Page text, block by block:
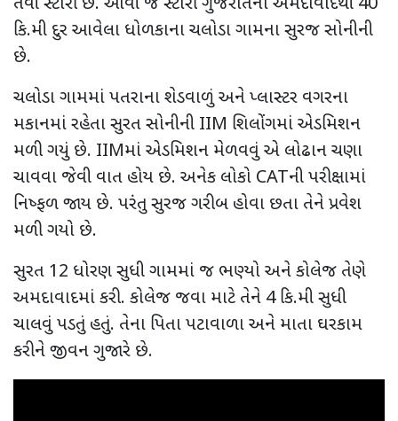
કિ.મી દુર આવેલા ધોળકાના ચલોડા ગામના સુરજ સોનીની
છે.
ચલોડા ગામમાં પતરાના શેડવાળું અને પ્લાસ્ટર વગરના
મકાનમાં રહેતા સુરત સોનીની IIM શિલોંગમાં એડમિશન
મળી ગયું છે. IIMમાં એડમિશન મેળવવું એ લોઢાન ચણા
ચાવવા જેવી વાત હોય છે. અનેક લોકો CATની પરીક્ષામાં
નિષ્ફળ જાય છે. પરંતુ સુરજ ગરીબ હોવા છતા તેને પ્રવેશ
મળી ગયો છે.
સુરત 12 ધોરણ સુધી ગામમાં જ ભણ્યો અને કોલેજ તેણે
અમદાવાદમાં કરી. કોલેજ જવા માટે તેને 4 કિ.મી સુધી
ચાલવું પડતું હતું. તેના પિતા પટાવાળા અને માતા ઘરકામ
કરીને જીવન ગુજારે છે.